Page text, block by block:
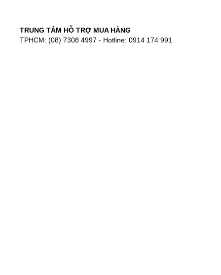
TRUNG TÂM HỖ TRỢ MUA HÀNG
TPHCM: (08) 7308 4997 - Hotline: 0914 174 991